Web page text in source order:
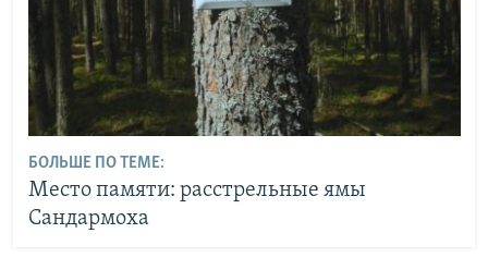
БОЛЬШЕ ПО ТЕМЕ:
Место памяти: расстрельные ямы
Сандармоха